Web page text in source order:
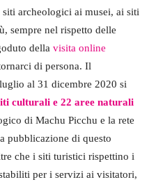
archeologici ai musei, ai siti
sempre nel rispetto delle
della visita online
di persona. Il
al 31 dicembre 2020 si
culturali e 22 aree naturali
di Machu Picchu e la rete
pubblicazione di questo
che i siti turistici rispettino i
per i servizi ai visitatori,